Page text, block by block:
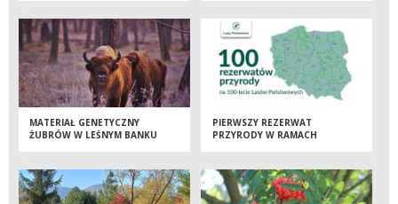
MATERIAŁ GENETYCZNY
ŻUBRÓW W LEŚNYM BANKU
PIERWSZY REZERWAT
PRZYRODY W RAMACH
PAŃSTWOWYCH” OTWARTY NA
PODKARPACIU